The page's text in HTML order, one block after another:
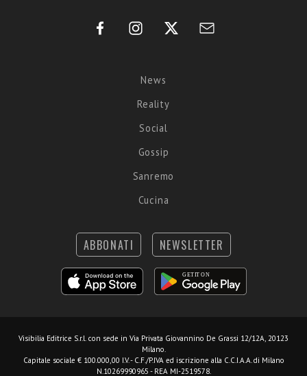
News
Reality
Social
Gossip
Sanremo
Cucina
ABBONATI NEWSLETTER
Visibilia Editrice S.r.l. con sede in Via Privata Giovannino De Grassi 12/12A, 20123
Milano.
Capitale sociale € 100.000,00 I.V. - C.F./P.IVA ed iscrizione alla C.C.I.A.A. di Milano
N.10269990965 - REA MI-2519578.